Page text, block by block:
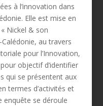
à l’innovation dans
Elle est mise en
Nickel & son
au travers
pour l’Innovation,
objectif d’identifier
qui se présentent aux
termes d’activités et
enquête se déroule